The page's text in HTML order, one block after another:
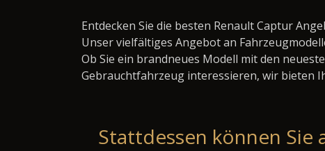
Entdecken Sie die besten Renault Captur
Unser vielfältiges Angebot an
Ob Sie ein brandneues Modell mit den
Gebrauchtfahrzeug interessieren, wir bieten
Stattdessen können Sie